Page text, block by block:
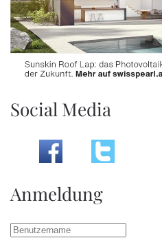
Social Media
Anmeldung